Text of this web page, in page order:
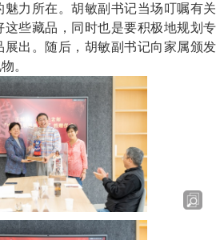
力所在。胡敏副书记当场叮嘱有关
这些藏品，同时也是要积极地规划专
展出。随后，胡敏副书记向家属颁发
。